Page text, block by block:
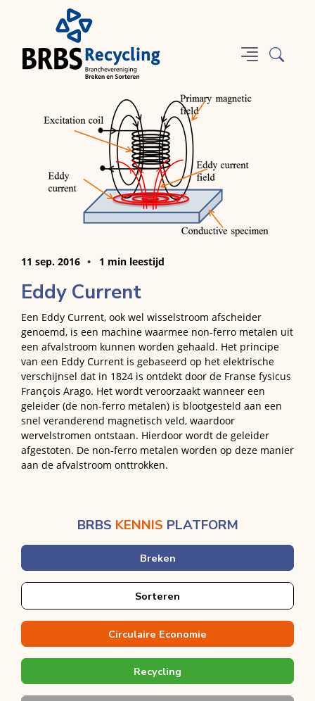
11 sep. 2016 1 min leestijd
Eddy Current
Een Eddy Current, ook wel wisselstroom afscheider
genoemd, is een machine waarmee non-ferro metalen uit
een afvalstroom kunnen worden gehaald. Het principe
van een Eddy Current is gebaseerd op het elektrische
verschijnsel dat in 1824 is ontdekt door de Franse fysicus
François Arago. Het wordt veroorzaakt wanneer een
geleider (de non-ferro metalen) is blootgesteld aan een
snel veranderend magnetisch veld, waardoor
wervelstromen ontstaan. Hierdoor wordt de geleider
afgestoten. De non-ferro metalen worden op deze manier
aan de afvalstroom onttrokken.
BRBS KENNIS PLATFORM
Breken
Sorteren
Circulaire Economie
Recycling